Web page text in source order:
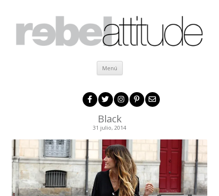
Menú Ir al contenido
Black
31 julio, 2014